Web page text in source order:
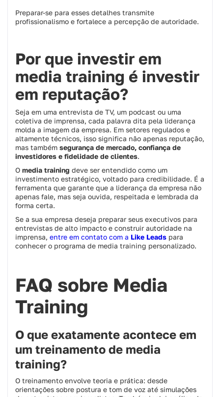
Preparar-se para esses detalhes transmite
profissionalismo e fortalece a percepção de autoridade.
Por que investir em
media training é investir
em reputação?
Seja em uma entrevista de TV, um podcast ou uma
coletiva de imprensa, cada palavra dita pela liderança
molda a imagem da empresa. Em setores regulados e
altamente técnicos, isso significa não apenas reputação,
mas também segurança de mercado, confiança de
investidores e fidelidade de clientes.
O media training deve ser entendido como um
investimento estratégico, voltado para credibilidade. É a
ferramenta que garante que a liderança da empresa não
apenas fale, mas seja ouvida, respeitada e lembrada da
forma certa.
Se a sua empresa deseja preparar seus executivos para
entrevistas de alto impacto e construir autoridade na
imprensa, entre em contato com a Like Leads para
conhecer o programa de media training personalizado.
FAQ sobre Media
Training
O que exatamente acontece em
um treinamento de media
training?
O treinamento envolve teoria e prática: desde
orientações sobre postura e tom de voz até simulações